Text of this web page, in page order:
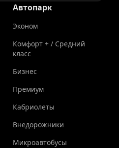
Автопарк
Эконом
Комфорт + / Средний
класс
Бизнес
Премиум
Кабриолеты
Внедорожники
Микроавтобусы